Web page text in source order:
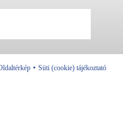
• Süti (cookie) tájékoztató